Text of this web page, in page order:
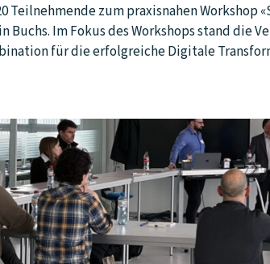
Teilnehmende zum praxisnahen
Buchs. Im Fokus des Workshops stand
für die erfolgreiche Digitale